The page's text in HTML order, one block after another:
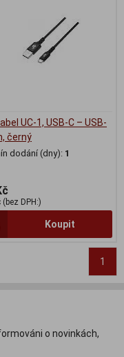
UC-1, USB-C – USB-
černý
dodání (dny): 1
(bez DPH:)
Koupit
1
o novinkách,